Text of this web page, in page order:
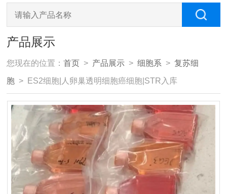
产品展示
您现在的位置：首页 > 产品展示 >细胞系 >复苏细
胞 > ES2细胞|人卵巢透明细胞癌细胞|STR入库